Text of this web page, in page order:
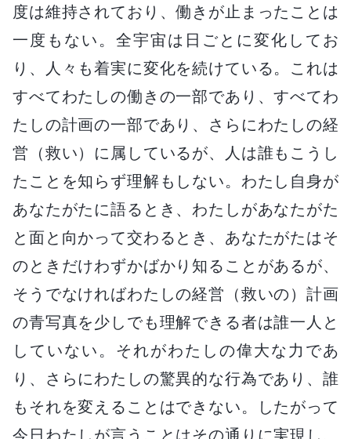
度は維持されており、働きが止まったことは
一度もない。全宇宙は日ごとに変化してお
り、人々も着実に変化を続けている。これは
すべてわたしの働きの一部であり、すべてわ
たしの計画の一部であり、さらにわたしの経
営（救い）に属しているが、人は誰もこうし
たことを知らず理解もしない。わたし自身が
あなたがたに語るとき、わたしがあなたがた
と面と向かって交わるとき、あなたがたはそ
のときだけわずかばかり知ることがあるが、
そうでなければわたしの経営（救いの）計画
の青写真を少しでも理解できる者は誰一人と
していない。それがわたしの偉大な力であ
り、さらにわたしの驚異的な行為であり、誰
もそれを変えることはできない。したがって
今日わたしが言うことはその通りに実現し、